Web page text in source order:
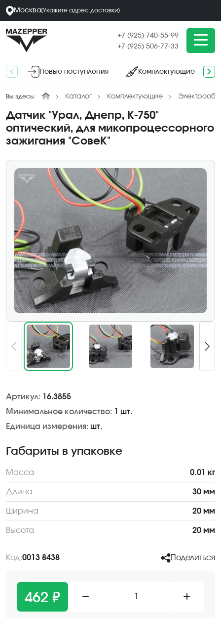
Москва(Укажите адрес доставки)
+7 (925) 740-55-99
+7 (925) 506-77-33
Новые поступления Комплектующие
Вы здесь: Каталог Комплектующие
Датчик "Урал, Днепр, К-750"
оптический, для микопроцессорного
зажигания "СовеК"
Артикул: 16.3855
Минимальное количество: 1 шт.
Единица измерения: шт.
Габариты в упаковке
Масса 0.01 кг
Длина 30 мм
Ширина 20 мм
Высота 20 мм
Код:0013 8438 Поделиться
462 ₽